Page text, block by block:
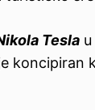
Tesla
koncipiran